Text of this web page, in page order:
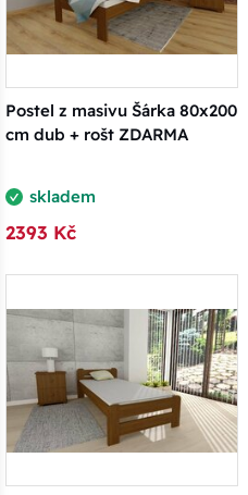
Postel z masivu Šárka 80x200
cm dub + rošt ZDARMA
skladem
2393 Kč